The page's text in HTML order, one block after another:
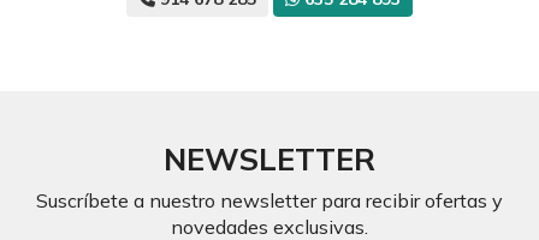
NEWSLETTER
Suscríbete a nuestro newsletter para recibir ofertas y
novedades exclusivas.